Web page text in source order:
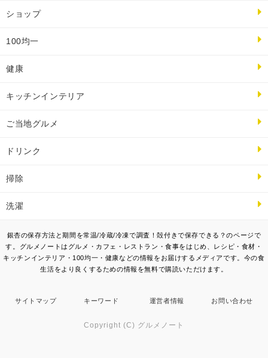
ショップ
100均一
健康
キッチンインテリア
ご当地グルメ
ドリンク
掃除
洗濯
銀杏の保存方法と期間を常温/冷蔵/冷凍で調査！殻付きで保存できる？のページで
す。グルメノートはグルメ・カフェ・レストラン・食事をはじめ、レシピ・食材・
キッチンインテリア・100均一・健康などの情報をお届けするメディアです。今の食
生活をより良くするための情報を無料で購読いただけます。
サイトマップ キーワード 運営者情報 お問い合わせ
Copyright (C) グルメノート